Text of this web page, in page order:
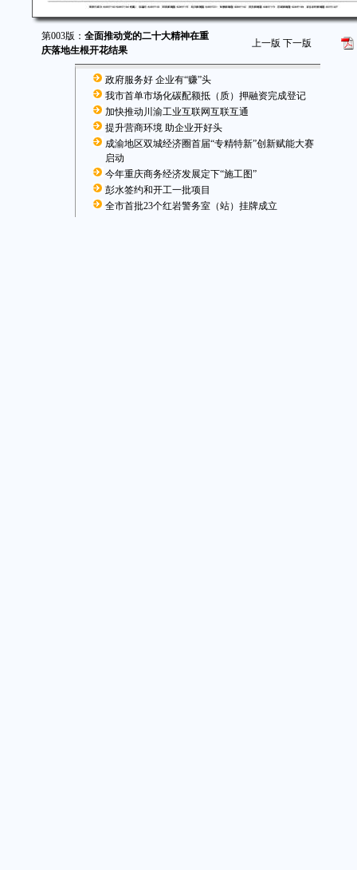
第003版： 全面推动党的二十大精神在重
庆落地生根开花结果
上一版 下一版
政府服务好 企业有“赚”头
我市首单市场化碳配额抵（质）押融资完成登记
加快推动川渝工业互联网互联互通
提升营商环境 助企业开好头
成渝地区双城经济圈首届“专精特新”创新赋能大赛
启动
今年重庆商务经济发展定下“施工图”
彭水签约和开工一批项目
全市首批23个红岩警务室（站）挂牌成立